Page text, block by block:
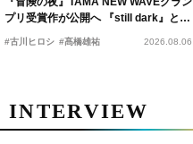
プリ受賞作が公開へ 『still dark』と同
時上映決定
#古川ヒロシ #髙橋雄祐 2026.08.06
INTERVIEW